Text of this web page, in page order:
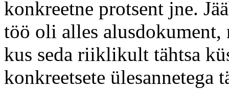
konkreetne protsent jne.
töö oli alles
kus seda riiklikult tähtsa
konkreetsete ülesannetega